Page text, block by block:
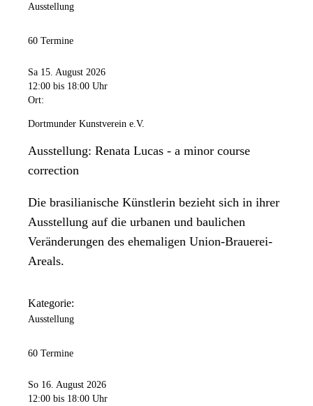
Ausstellung
60 Termine
Sa 15. August 2026
12:00 bis 18:00 Uhr
Ort:
Dortmunder Kunstverein e.V.
Ausstellung: Renata Lucas - a minor course
correction
Die brasilianische Künstlerin bezieht sich in ihrer
Ausstellung auf die urbanen und baulichen
Veränderungen des ehemaligen Union-Brauerei-
Areals.
Kategorie:
Ausstellung
60 Termine
So 16. August 2026
12:00 bis 18:00 Uhr